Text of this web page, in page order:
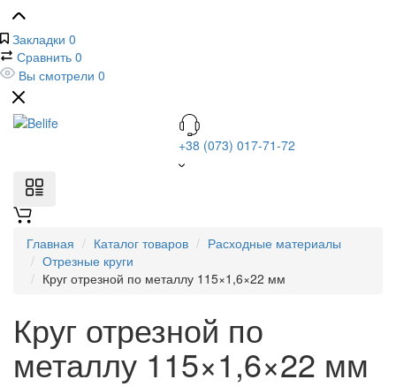
Закладки 0
Сравнить 0
Вы смотрели 0
+38 (073) 017-71-72
Главная Каталог товаров
Расходные материалы
Отрезные круги
Круг отрезной по металлу 115×1,6×22 мм
Круг отрезной по
металлу 115×1,6×22 мм